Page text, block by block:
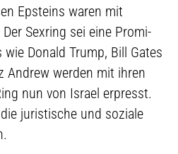
Epsteins waren mit
Sexring sei eine Promi-
Donald Trump, Bill Gates
Andrew werden mit ihren
nun von Israel erpresst.
juristische und soziale